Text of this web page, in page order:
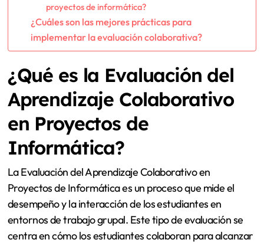
proyectos de informática?
¿Cuáles son las mejores prácticas para
implementar la evaluación colaborativa?
¿Qué es la Evaluación del
Aprendizaje Colaborativo
en Proyectos de
Informática?
La Evaluación del Aprendizaje Colaborativo en
Proyectos de Informática es un proceso que mide el
desempeño y la interacción de los estudiantes en
entornos de trabajo grupal. Este tipo de evaluación se
centra en cómo los estudiantes colaboran para alcanzar